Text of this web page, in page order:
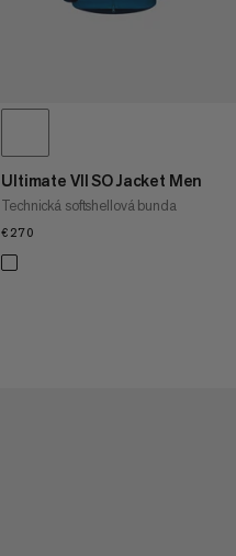
Ultimate VII SO Jacket Men
Technická softshellová bunda
€270